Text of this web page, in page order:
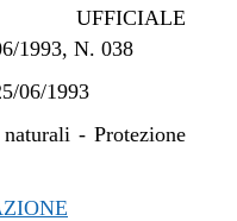
UFFICIALE
1993, N. 038
06/1993
- Protezione